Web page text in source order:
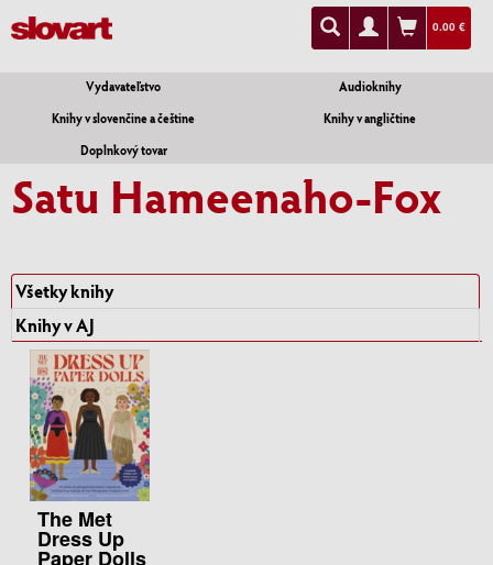
0.00 €
Vydavateľstvo
Audioknihy
Knihy v slovenčine a češtine
Knihy v angličtine
Doplnkový tovar
Satu Hameenaho-Fox
Všetky knihy
Knihy v AJ
The Met
Dress Up
Paper Dolls